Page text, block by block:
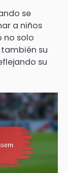
se
a niños
no solo
su
su